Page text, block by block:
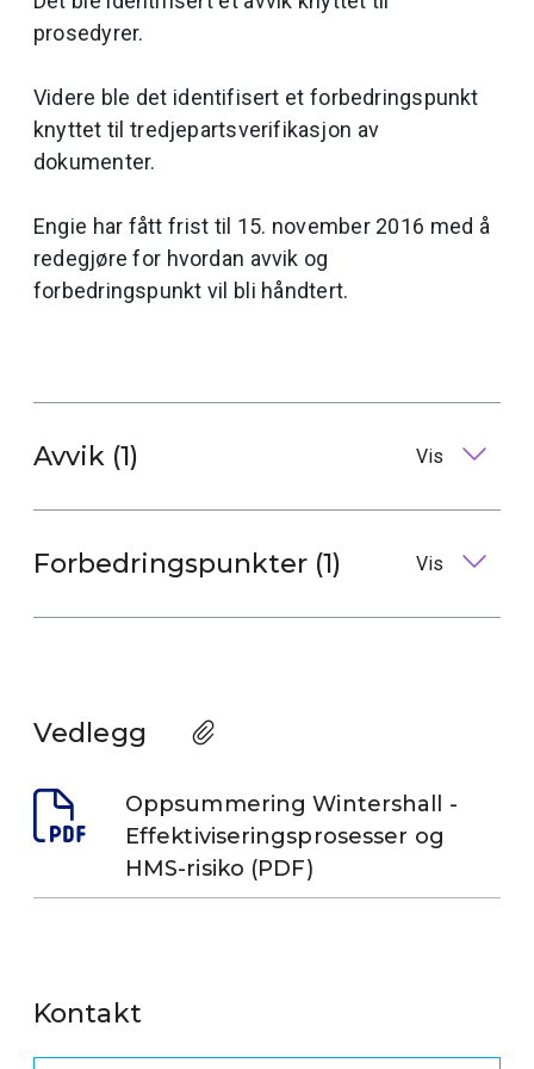
prosedyrer.
Videre ble det identifisert et forbedringspunkt
knyttet til tredjepartsverifikasjon av
dokumenter.
Engie har fått frist til 15. november 2016 med å
redegjøre for hvordan avvik og
forbedringspunkt vil bli håndtert.
Avvik (1) Vis
Forbedringspunkter (1) Vis
Vedlegg
Oppsummering Wintershall -
Effektiviseringsprosesser og
HMS-risiko (PDF)
Kontakt